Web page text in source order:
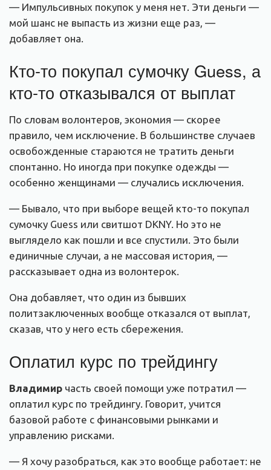
— Импульсивных покупок у меня нет. Эти деньги —
мой шанс не выпасть из жизни еще раз, —
добавляет она.
Кто-то покупал сумочку Guess, а
кто-то отказывался от выплат
По словам волонтеров, экономия — скорее
правило, чем исключение. В большинстве случаев
освобожденные стараются не тратить деньги
спонтанно. Но иногда при покупке одежды —
особенно женщинами — случались исключения.
— Бывало, что при выборе вещей кто-то покупал
сумочку Guess или свитшот DKNY. Но это не
выглядело как пошли и все спустили. Это были
единичные случаи, а не массовая история, —
рассказывает одна из волонтерок.
Она добавляет, что один из бывших
политзаключенных вообще отказался от выплат,
сказав, что у него есть сбережения.
Оплатил курс по трейдингу
Владимир часть своей помощи уже потратил —
оплатил курс по трейдингу. Говорит, учится
базовой работе с финансовыми рынками и
управлению рисками.
— Я хочу разобраться, как это вообще работает: не